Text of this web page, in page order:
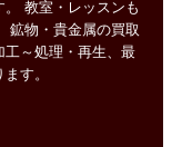
教室・レッスンも
鉱物・貴金属の買取
工～処理・再生、最
す。